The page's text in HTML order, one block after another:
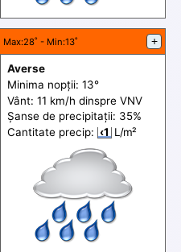
Max:28˚ - Min:13˚ +
Averse
Minima nopții: 13°
Vânt: 11 km/h dinspre VNV
Șanse de precipitații: 35%
Cantitate precip: ‹1 L/m²